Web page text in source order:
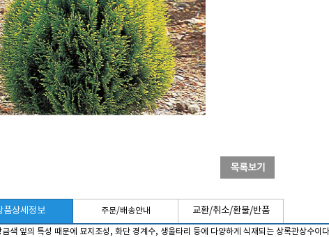
품상세정보 주문/배송안내 교환/취소/환불/반품
금색 잎의 특성 때문에 묘지조성, 화단 경계수, 생울타리 등에 다양하게 식재되는 상록관상수이